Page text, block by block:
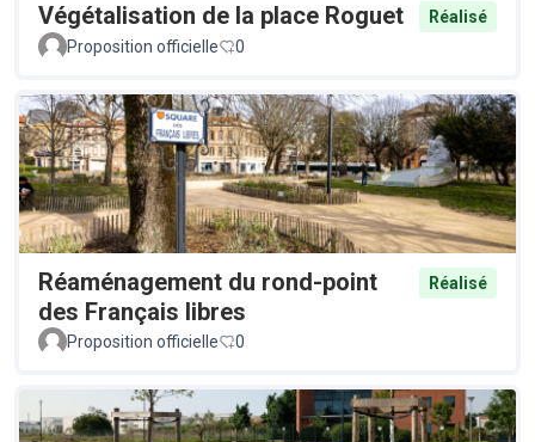
Végétalisation de la place Roguet
Réalisé
Proposition officielle
0
Réaménagement du rond-point
des Français libres
Réalisé
Proposition officielle 0